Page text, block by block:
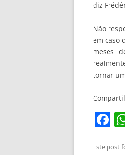
diz
Não
em caso
meses
tornar
F
c
Este post